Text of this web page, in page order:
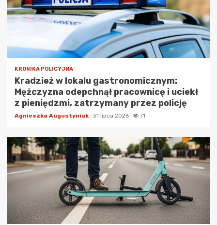
KRONIKA POLICYJNA
Kradzież w lokalu gastronomicznym:
Mężczyzna odepchnął pracownicę i uciekł
z pieniędzmi, zatrzymany przez policję
Agnieszka Augustyniak 31 lipca 2026 71